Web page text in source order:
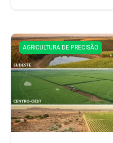
AGRICULTURA DE PRECISÃO